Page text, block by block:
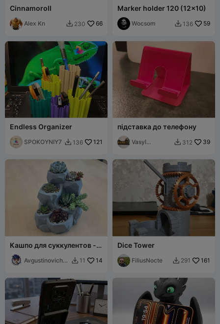
Cinnamoroll
Alex Kn  230 66
Marker holder 120 (12x10)
Wocsom  136 59
Endless Organizer
SPOKOYNIY7  136 121
підставка до телефону
Vasyl
 312 39
Кашпо для суккулентов -
горшок
Avgustinovich_
 11 14
Dice Tower
FiliusNocte  291 161